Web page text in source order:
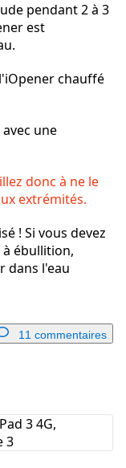
pendant 2 à 3
est
chauffé
une
donc à ne le
extrémités.
! Si vous devez
ébullition,
dans l'eau
11 commentaires